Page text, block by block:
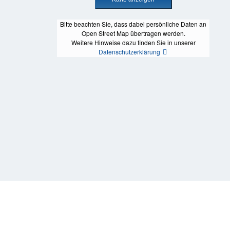
Bitte beachten Sie, dass dabei persönliche Daten an
Open Street Map übertragen werden.
Weitere Hinweise dazu finden Sie in unserer
Datenschutzerklärung